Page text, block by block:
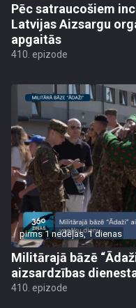
Pēc satraucošiem
Latvijas Aizsargu
apgaitās
410. epizode
pirms 1 nedēļas, 1 dienas
Militārajā bāzē
aizsardzības
410. epizode